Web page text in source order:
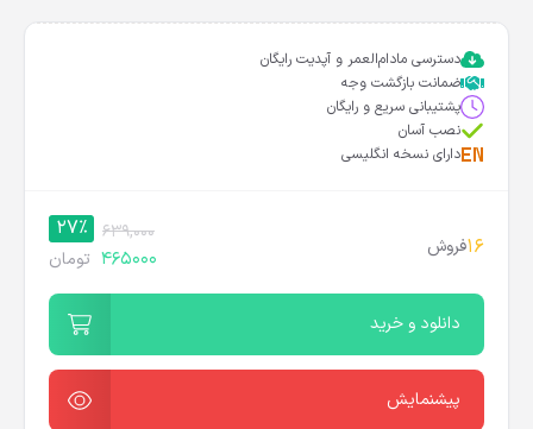
دسترسی مادام‌العمر و آپدیت رایگان
ضمانت بازگشت وجه
پشتیبانی سریع و رایگان
نصب آسان
دارای نسخه انگلیسی
16فروش
639,000
27%
465000 تومان
دانلود و خرید
پیشنمایش